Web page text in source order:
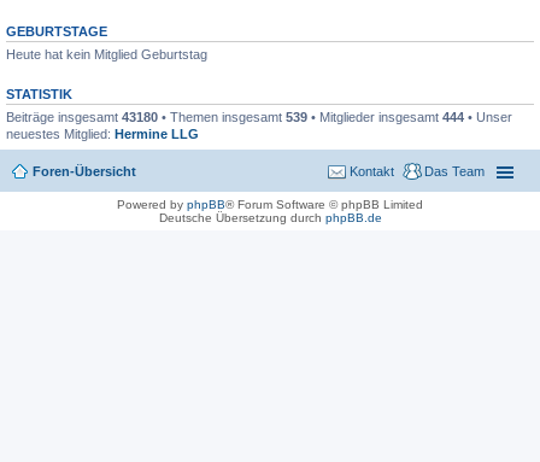
GEBURTSTAGE
Heute hat kein Mitglied Geburtstag
STATISTIK
Beiträge insgesamt 43180 • Themen insgesamt 539 • Mitglieder insgesamt 444 • Unser
neuestes Mitglied: Hermine LLG
Foren-Übersicht Das Team
Kontakt
Powered by phpBB® Forum Software © phpBB Limited
Deutsche Übersetzung durch phpBB.de